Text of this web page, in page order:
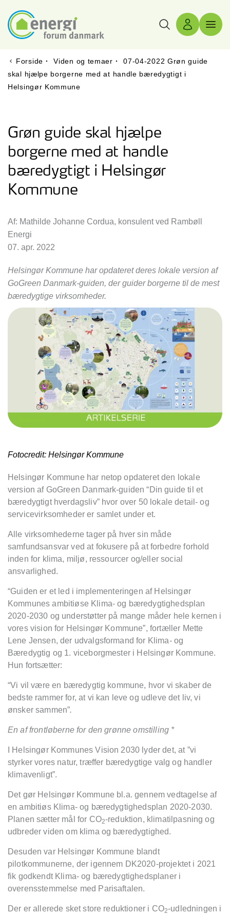
Søg Log ind
Forside · Viden og temaer ·
07-04-2022 Grøn guide
skal hjælpe borgerne med at handle bæredygtigt i
Helsingør Kommune
Grøn guide skal hjælpe
borgerne med at handle
bæredygtigt i Helsingør
Kommune
Af: Mathilde Johanne Cordua, konsulent ved Rambøll
Energi
07. apr. 2022
Helsingør Kommune har opdateret deres lokale version af
GoGreen Danmark-guiden, der guider borgerne til de mest
bæredygtige virksomheder.
Fotocredit: Helsingør Kommune
Helsingør Kommune har netop opdateret den lokale
version af GoGreen Danmark-guiden “Din guide til et
bæredygtigt hverdagsliv” hvor over 50 lokale detail- og
servicevirksomheder er samlet under et.
Alle virksomhederne tager på hver sin måde
samfundsansvar ved at fokusere på at forbedre forhold
inden for klima, miljø, ressourcer og/eller social
ansvarlighed.
“Guiden er et led i implementeringen af Helsingør
Kommunes ambitiøse Klima- og bæredygtighedsplan
2020-2030 og understøtter på mange måder hele kernen i
vores vision for Helsingør Kommune”, fortæller Mette
Lene Jensen, der udvalgsformand for Klima- og
Bæredygtig og 1. viceborgmester i Helsingør Kommune.
Hun fortsætter:
“Vi vil være en bæredygtig kommune, hvor vi skaber de
bedste rammer for, at vi kan leve og udleve det liv, vi
ønsker sammen”.
En af frontløberne for den grønne omstilling *
I Helsingør Kommunes Vision 2030 lyder det, at ”vi
styrker vores natur, træffer bæredygtige valg og handler
klimavenligt”.
Det gør Helsingør Kommune bl.a. gennem vedtagelse af
en ambitiøs Klima- og bæredygtighedsplan 2020-2030.
Planen sætter mål for CO2-reduktion, klimatilpasning og
udbreder viden om klima og bæredygtighed.
Desuden var Helsingør Kommune blandt
pilotkommunerne, der igennem DK2020-projektet i 2021
fik godkendt Klima- og bæredygtighedsplaner i
overensstemmelse med Parisaftalen.
Der er allerede sket store reduktioner i CO2-udledningen i